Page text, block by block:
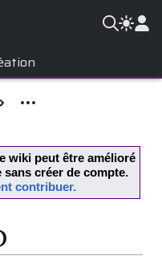
Outils personnels
wiki peut être amélioré
créer de compte.
contribuer.